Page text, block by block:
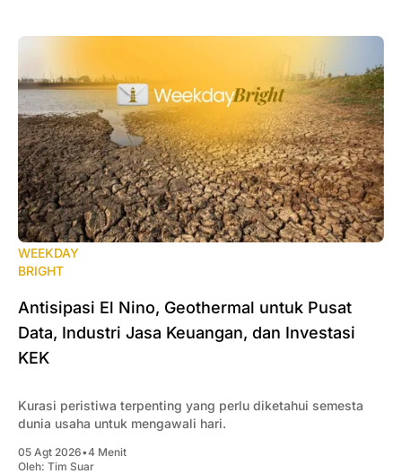
WEEKDAY
BRIGHT
Antisipasi El Nino, Geothermal untuk Pusat
Data, Industri Jasa Keuangan, dan Investasi
KEK
Kurasi peristiwa terpenting yang perlu diketahui semesta
dunia usaha untuk mengawali hari.
05 Agt 2026•4 Menit
Oleh: Tim Suar